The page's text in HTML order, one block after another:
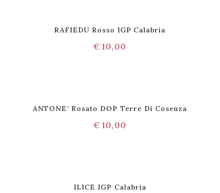
RAFIEDU Rosso IGP Calabria
€10,00
ANTONE’ Rosato DOP Terre Di Cosenza
€10,00
ILICE IGP Calabria